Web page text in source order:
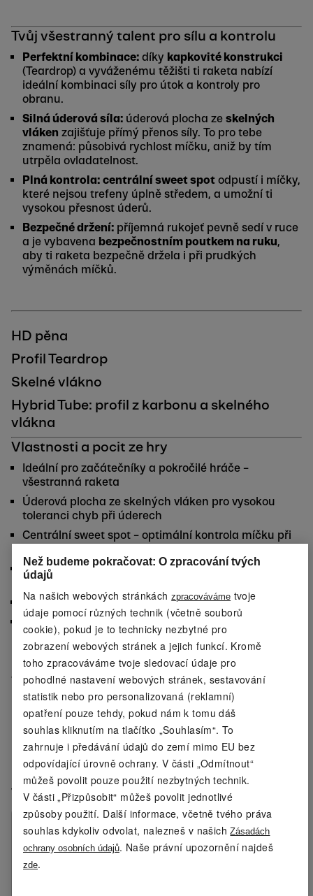
Tvůj všestranný talent pro sílu a kontrolu
Perfektní kombinace: díky kapkovité konstrukci
(Teardrop) a vyváženému těžišti ti raketa nabízí
ideální kombinaci síly pro útok a kontroly pro
obranu.
Silná úderová síla: úderová plocha ze skelných
vláken zajišťuje přímý přenos síly. To pro tebe
znamená: působivá rychlost míčku, aniž by tím
utrpěla ovladatelnost.
Plná kontrola: centrální sweet spot odpustí i míčky,
které nejsou trefeny úplně středem, a umožní ti
vysokou přesnost úderů.
Bezpečné držení: příjemná rukojeť pevně sedí v ruce
a je vybavena bezpečnostním poutkem na ruku,
aby ti raketa bezpečně držela i při prudkých
výměnách míčků.
HD pěna
Profil Teardrop
Skelné vlákno
Hybrid Tube: profil z karbonu a skelného
vlákna
Vlastnosti a pocit ze hry
Ideální pro začátečníky a pokročilé hráče –
všestranná raketa
Úderová plocha ze skelných vláken pro vysokou
toleranci chyb při úderech
Centrální sweet spot – optimální kontrola míčku při
Raketa kapkovitého tvaru s vyváženým těžištěm a
stabilním rámem ze skelných vláken
Neutrální těžiště při 270 mm (+/- 10 mm)
Příjemná, protiskluzová rukojeť s bezpečnostním
poutkem na ruku
Porovnání výrobků
CRIVIT Padelová raketa Fiberglas Comfort
CRIVIT Padelová raketa 3K Carbon PRO
Vlastnosti
CRIVIT Padelová
raketa Fiberglas
Comfort
CRIVIT
Padelová
raketa 3K
Než budeme pokračovat: O zpracování tvých
údajů
Na našich webových stránkáchzpracováváme tvoje
údaje pomocí různých technik (včetně souborů
cookie), pokud je to technicky nezbytné pro
zobrazení webových stránek a jejich funkcí. Kromě
toho zpracováváme tvoje sledovací údaje pro
pohodlné nastavení webových stránek, sestavování
statistik nebo pro personalizovaná (reklamní)
opatření pouze tehdy, pokud nám k tomu dáš
souhlas kliknutím na tlačítko „Souhlasím“. To
zahrnuje i předávání údajů do zemí mimo EU bez
odpovídající úrovně ochrany. V části „Odmítnout“
můžeš povolit pouze použití nezbytných technik.
V části „Přizpůsobit“ můžeš povolit jednotlivé
způsoby použití. Další informace, včetně tvého práva
souhlas kdykoliv odvolat, nalezneš v našichZásadách
ochrany osobních údajů. Naše právní upozornění najdeš
zde.